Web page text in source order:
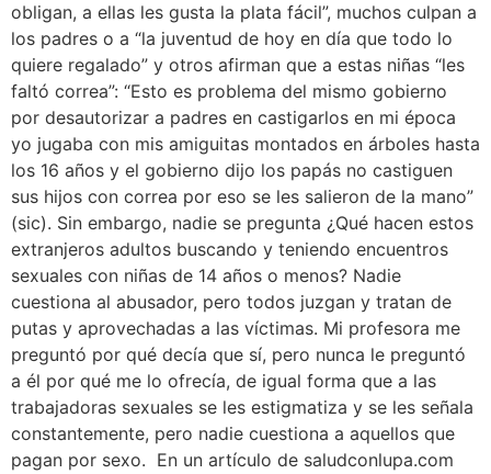
obligan, a ellas les gusta la plata fácil”, muchos culpan a
los padres o a “la juventud de hoy en día que todo lo
quiere regalado” y otros afirman que a estas niñas “les
faltó correa”: “Esto es problema del mismo gobierno
por desautorizar a padres en castigarlos en mi época
yo jugaba con mis amiguitas montados en árboles hasta
los 16 años y el gobierno dijo los papás no castiguen
sus hijos con correa por eso se les salieron de la mano”
(sic). Sin embargo, nadie se pregunta ¿Qué hacen estos
extranjeros adultos buscando y teniendo encuentros
sexuales con niñas de 14 años o menos? Nadie
cuestiona al abusador, pero todos juzgan y tratan de
putas y aprovechadas a las víctimas. Mi profesora me
preguntó por qué decía que sí, pero nunca le preguntó
a él por qué me lo ofrecía, de igual forma que a las
trabajadoras sexuales se les estigmatiza y se les señala
constantemente, pero nadie cuestiona a aquellos que
pagan por sexo. En un artículo de saludconlupa.com